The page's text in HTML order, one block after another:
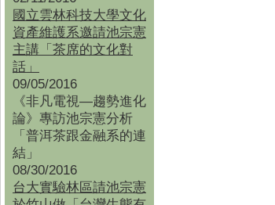
國立雲林科技大學文化
資產維護系邀請池宗憲
主講「茶席的文化對
話」
09/05/2016
《非凡電視—趨勢進化
論》專訪池宗憲分析
「普洱茶跟金融系的連
結」
08/30/2016
台大實驗林區請池宗憲